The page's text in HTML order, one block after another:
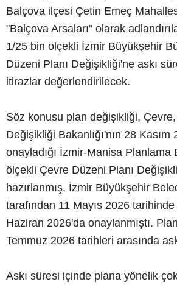
Balçova ilçesi Çetin Emeç
"Balçova Arsaları" olarak
1/25 bin ölçekli İzmir Büyükşehir
Düzeni Planı Değişikliği'ne askı
itirazlar değerlendirilecek.
Söz konusu plan değişikliği,
Değişikliği Bakanlığı'nın 28
onayladığı İzmir-Manisa Planlama
ölçekli Çevre Düzeni Planı
hazırlanmış, İzmir Büyükşehir
tarafından 11 Mayıs 2026
Haziran 2026'da onaylanmıştı.
Temmuz 2026 tarihleri arasında
Askı süresi içinde plana yönelik